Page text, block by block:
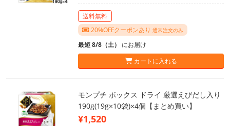
送料無料
20%OFFクーポンあり 通常注文のみ
最短 8/8（土） にお届け
カートに入れる
モンプチ ボックス ドライ 厳選えびだし入り
190g(19g×10袋)×4個【まとめ買い】
¥1,520